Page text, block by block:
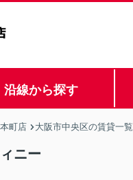
沿線から探す
町店 大阪市中央区の賃貸一覧
ニー